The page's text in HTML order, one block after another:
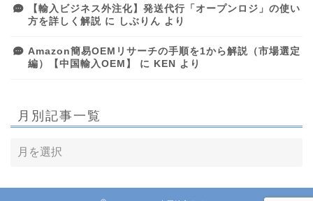
【輸入ビジネス外注化】発送代行「オープンロジ」の使い
方を詳しく解説 に しぶりん より
Amazon簡易OEMリサーチの手順を1から解説（市場選定
編）【中国輸入OEM】
に KEN より
月別記事一覧